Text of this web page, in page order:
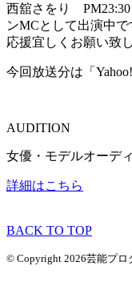
西舘さをり
ンMCとして出演中で
応援宜しくお願い致
今回放送分は「
AUDITION
女優・モデルオーデ
詳細はこちら
BACK TO TOP
© Copyright 2026芸能プロ